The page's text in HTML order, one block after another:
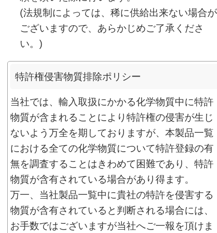
(法規制によっては、稀に供給出来ない場合が
ございますので、あらかじめご了承くださ
い。)
特許権侵害物質排除ポリシー
当社では、輸入取扱にかかる化学物質中に特許
物質が含まれることにより特許権の侵害が生じ
ないよう万全を期しておりますが、本製品一覧
における全ての化学物質について特許登録の有
無を調査することはきわめて困難であり、特許
物質が含有されている場合があり得ます。
万一、当社製品一覧中に貴社の特許を侵害する
物質が含有されていると判断される場合には、
お手数ではございますが当社へご一報を頂けま